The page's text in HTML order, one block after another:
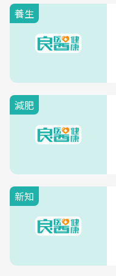
養生
減肥
新知